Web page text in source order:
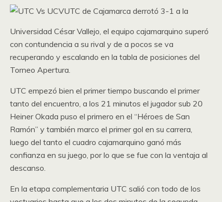
UTC de Cajamarca derrotó 3-1 a la
Universidad César Vallejo, el equipo cajamarquino superó
con contundencia a su rival y de a pocos se va
recuperando y escalando en la tabla de posiciones del
Torneo Apertura.
UTC empezó bien el primer tiempo buscando el primer
tanto del encuentro, a los 21 minutos el jugador sub 20
Heiner Okada puso el primero en el “Héroes de San
Ramón” y también marco el primer gol en su carrera,
luego del tanto el cuadro cajamarquino ganó más
confianza en su juego, por lo que se fue con la ventaja al
descanso.
En la etapa complementaria UTC salió con todo de los